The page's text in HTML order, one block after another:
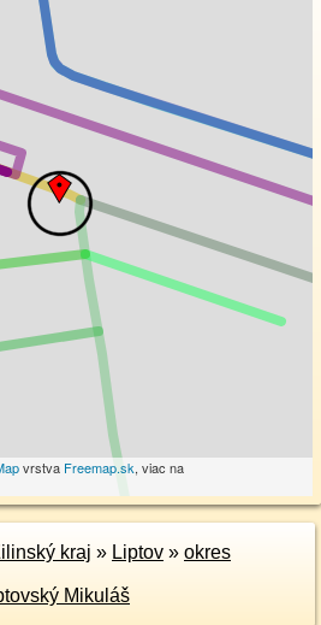
vrstva Freemap.sk, viac na
kraj » Liptov » okres
Mikuláš